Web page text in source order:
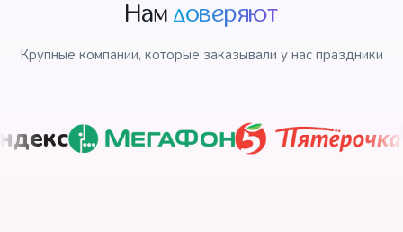
Намдоверяют
Крупные компании, которые заказывали у нас праздники